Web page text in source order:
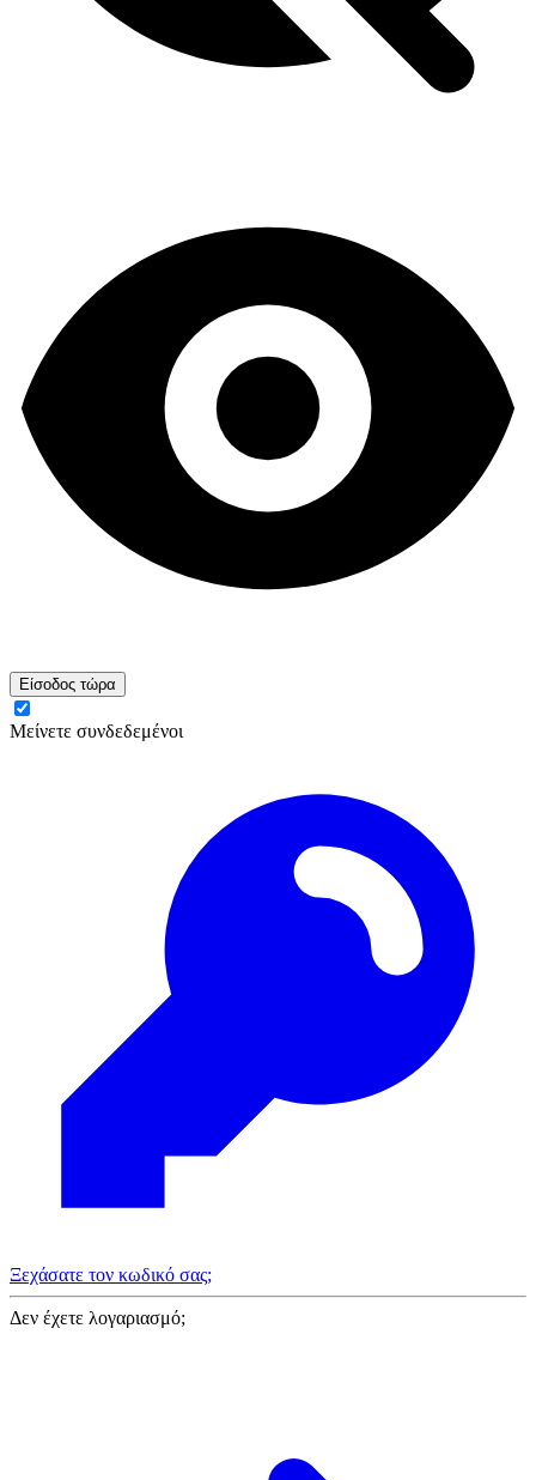
Είσοδος τώρα
Μείνετε συνδεδεμένοι
Ξεχάσατε τον κωδικό σας;
Δεν έχετε λογαριασμό;